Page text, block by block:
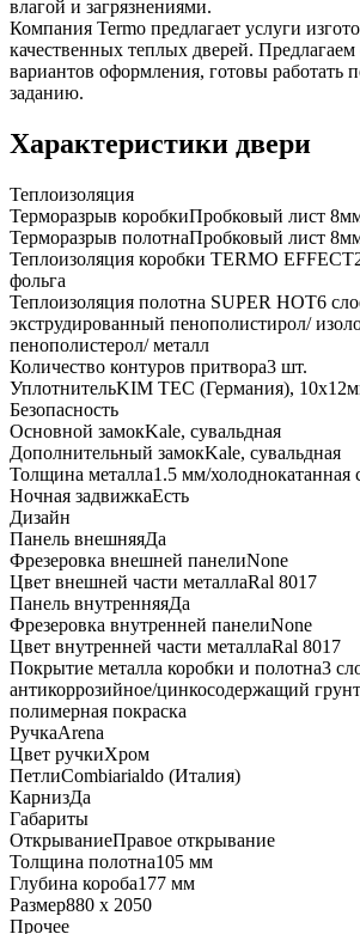
влагой и загрязнениями.
Компания Termo предлагает услуги
качественных теплых дверей. Предлагаем
вариантов оформления, готовы работать
заданию.
Характеристики двери
Теплоизоляция
Терморазрыв коробкиПробковый лист
Терморазрыв полотнаПробковый лист
Теплоизоляция коробки TERMO EFFECT
фольга
Теплоизоляция полотна SUPER НОТ6
экструдированный пенополистирол/
пенополистерол/ металл
Количество контуров притвора3 шт.
УплотнительKIM ТЕС (Германия),
Безопасность
Основной замокKale, сувальдная
Дополнительный замокKale, сувальдная
Толщина металла1.5 мм/холоднокатанная
Ночная задвижкаЕсть
Дизайн
Панель внешняяДа
Фрезеровка внешней панелиNone
Цвет внешней части металлаRal 8017
Панель внутренняяДа
Фрезеровка внутренней панелиNone
Цвет внутренней части металлаRal 8017
Покрытие металла коробки и полотна3
антикоррозийное/цинкосодержащий
полимерная покраска
РучкаArena
Цвет ручкиХром
ПетлиCombiarialdo (Италия)
КарнизДа
Габариты
ОткрываниеПравое открывание
Толщина полотна105 мм
Глубина короба177 мм
Размер880 x 2050
Прочее